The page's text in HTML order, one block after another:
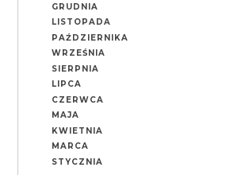
GRUDNIA
LISTOPADA
PAŹDZIERNIKA
WRZEŚNIA
SIERPNIA
LIPCA
CZERWCA
MAJA
KWIETNIA
MARCA
STYCZNIA